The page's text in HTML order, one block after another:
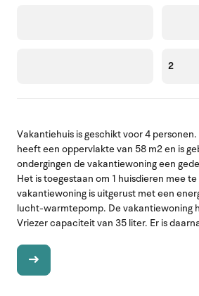
2
Vakantiehuis is geschikt voor 4
heeft een oppervlakte van 58 m2 en is
ondergingen de vakantiewoning een
Het is toegestaan om 1 huisdieren mee
vakantiewoning is uitgerust met een
lucht-warmtepomp. De vakantiewoning
Vriezer capaciteit van 35 liter. Er is